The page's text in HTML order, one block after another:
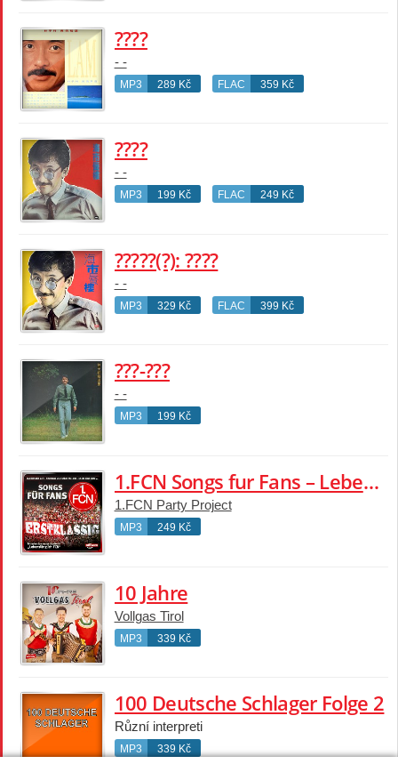
????
- -
MP3 289 Kč FLAC 359 Kč
????
- -
MP3 199 Kč FLAC 249 Kč
?????(?): ????
- -
MP3 329 Kč FLAC 399 Kč
???-???
- -
MP3 199 Kč
1.FCN Songs fur Fans – Lebenslanglich FCN
1.FCN Party Project
MP3 249 Kč
10 Jahre
Vollgas Tirol
MP3 339 Kč
100 Deutsche Schlager Folge 2
Různí interpreti
MP3 339 Kč